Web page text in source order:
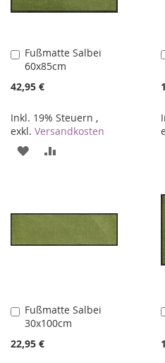
Fußmatte Salbei
60x85cm
42,95 €
Inkl. 19% Steuern ,
exkl. Versandkosten
In
den
Warenkorb
ZUR
Fußmatte Salbei
30x100cm
22,95 €
In
den
Warenkorb